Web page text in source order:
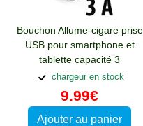
Bouchon Allume-cigare prise
USB pour smartphone et
tablette capacité 3
Ampères:Chargeurs Nokia 1
chargeur en stock
9.99€
Ajouter au panier